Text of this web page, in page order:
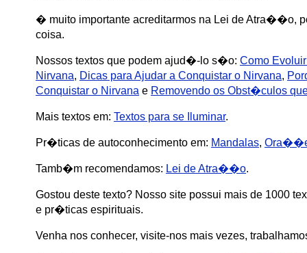
� muito importante acreditarmos na Lei de Atra��o,
coisa.
Nossos textos que podem ajud�-lo s�o: Como
Nirvana, Dicas para Ajudar a Conquistar o Nirvana,
Conquistar o Nirvana e Removendo os Obst�culos
Mais textos em: Textos para se Iluminar.
Pr�ticas de autoconhecimento em: Mandalas,
Tamb�m recomendamos: Lei de Atra��o.
Gostou deste texto? Nosso site possui mais de 1000
e pr�ticas espirituais.
Venha nos conhecer, visite-nos mais vezes,